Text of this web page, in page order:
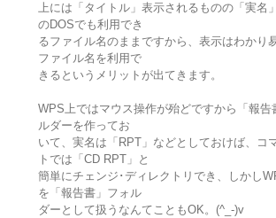
上には「タイトル」表示されるものの「実名
のDOSでも利用でき
るファイル名のままですから、表示はわかり
ファイル名を利用で
きるというメリットが出てきます。
WPS上ではマウス操作が殆どですから「報告
ルダーを作ってお
いて、実名は「RPT」などとしておけば、コ
トでは「CD RPT」と
簡単にチェンジ･ディレクトリでき、しかし
を「報告書」フォル
ダーとして扱うなんてこともOK。(^_-)v